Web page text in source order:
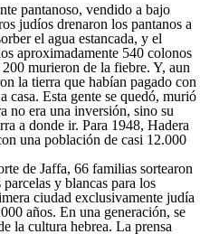
pantanoso, vendido a bajo
judíos drenaron los pantanos a
el agua estancada, y el
aproximadamente 540 colonos
murieron de la fiebre. Y, aun
la tierra que habían pagado con
casa. Esta gente se quedó, murió
no era una inversión, sino su
a donde ir. Para 1948, Hadera
una población de casi 12.000
de Jaffa, 66 familias sortearon
y blancas para los
ciudad exclusivamente judía
años. En una generación, se
la cultura hebrea. La prensa